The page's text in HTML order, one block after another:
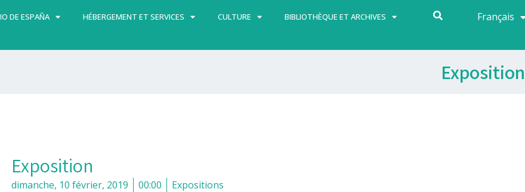
DE ESPAÑA HÉBERGEMENT ET SERVICES CULTURE BIBLIOTHÈQUE ET ARCHIVES Français
Español
Exposition
Exposition
dimanche, 10 février, 2019 00:00 Expositions